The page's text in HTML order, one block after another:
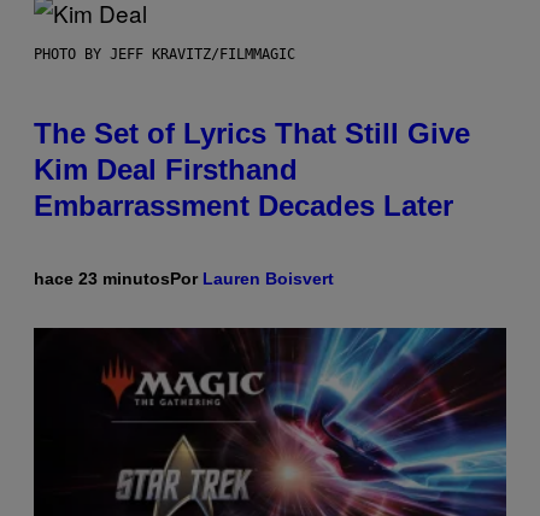
PHOTO BY JEFF KRAVITZ/FILMMAGIC
The Set of Lyrics That Still Give
Kim Deal Firsthand
Embarrassment Decades Later
hace 23 minutosPor Lauren Boisvert